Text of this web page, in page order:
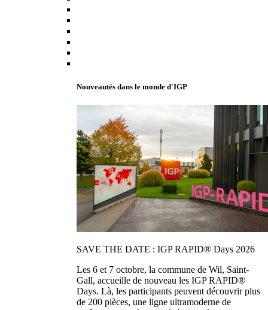
Nouveautés dans le monde d'IGP
SAVE THE DATE : IGP RAPID® Days 2026
Les 6 et 7 octobre, la commune de Wil, Saint-
Gall, accueille de nouveau les IGP RAPID®
Days. Là, les participants peuvent découvrir plus
de 200 pièces, une ligne ultramoderne de